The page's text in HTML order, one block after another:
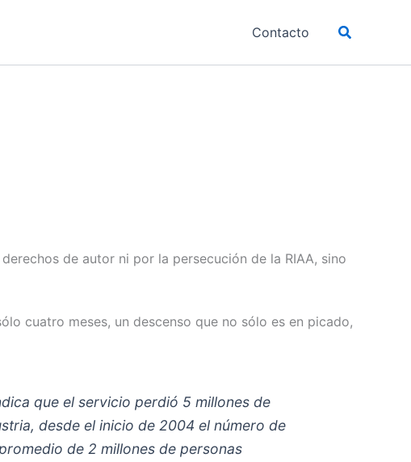
Contacto Buscar
de autor ni por la persecución de la RIAA, sino
cuatro meses, un descenso que no sólo es en picado,
que el servicio perdió 5 millones de
desde el inicio de 2004 el número de
de 2 millones de personas